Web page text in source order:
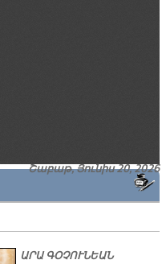
Շաբաթ, Յունիս 20, 2026
ԱՐԱ ԳՕՉՈՒՆԵԱՆ